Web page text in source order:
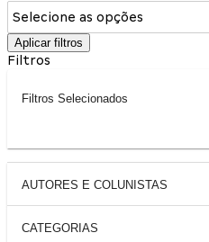
Selecione as opções
Aplicar filtros
Filtros
Filtros Selecionados
AUTORES E COLUNISTAS
CATEGORIAS